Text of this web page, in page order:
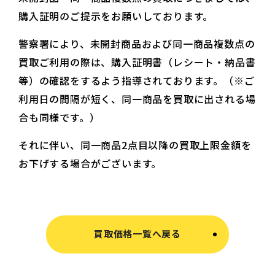
購入証明のご提示をお願いしております。
警察署により、未開封商品および同一商品複数点の
買取ご利用の際は、購入証明書（レシート・納品書
等）の確認をするよう指導されております。（※ご
利用日の間隔が短く、同一商品を買取に出される場
合も同様です。）
それに伴い、同一商品2点目以降の買取上限金額を
お下げする場合がございます。
買取価格一覧へ戻る